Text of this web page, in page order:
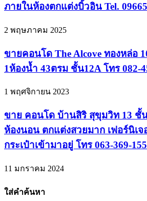
ภายในห้องตกแต่งบิ้วอิน Tel.
2 พฤษภาคม 2025
ขายคอนโด The Alcove ทองหล่อ
1ห้องน้ำ 43ตรม ชั้น12A โทร 082-
1 พฤศจิกายน 2023
ขาย คอนโด บ้านสิริ สุขุมวิท 13 ชั้
ห้องนอน ตกแต่งสวยมาก เฟอร์นิเ
กระเป๋าเข้ามาอยู่ โทร 063-369-
11 มกราคม 2024
ใส่คำค้นหา